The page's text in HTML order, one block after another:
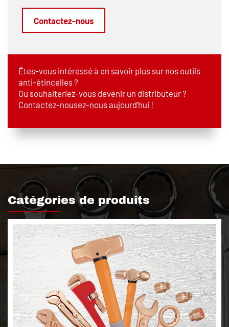
Contactez-nous
Êtes-vous intéressé à en savoir plus sur nos outils
anti-étincelles ?
Ou souhaiteriez-vous devenir un distributeur ?
Contactez-nousez-nous aujourd'hui !
Catégories de produits